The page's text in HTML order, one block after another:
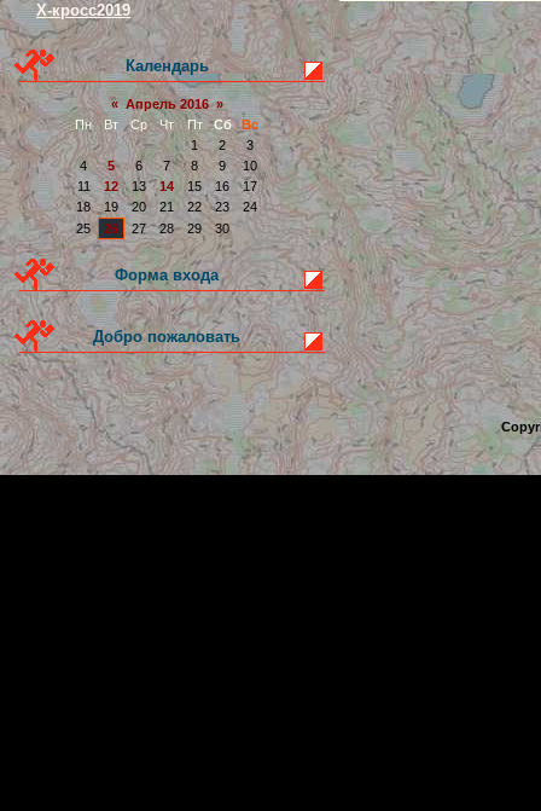
Х-кросс2019
Календарь
« Апрель 2016 »
Пн
Вт Ср Чт Пт Сб
Вс
1
2
3
4
5 6 7 8 9
10
11
12 13 14 15 16
17
18
19 20 21 22 23
24
25
26 27 28 29 30
Форма входа
Добро пожаловать